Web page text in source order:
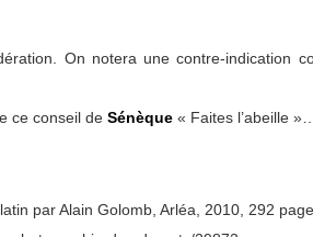
On notera une contre-indication
ce conseil de Sénèque « Faites l’abeille »…
par Alain Golomb, Arléa, 2010, 292